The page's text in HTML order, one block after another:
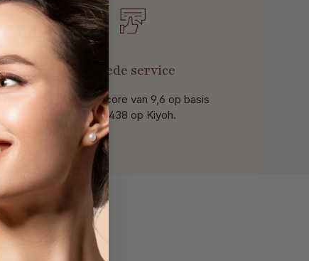
Goede service
Met een score van 9,6 op basis
van 438 op Kiyoh.